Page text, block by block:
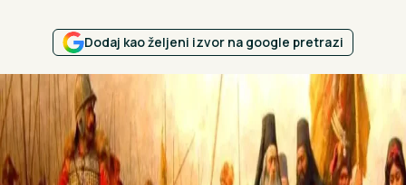
Dodaj kao željeni izvor na google pretrazi